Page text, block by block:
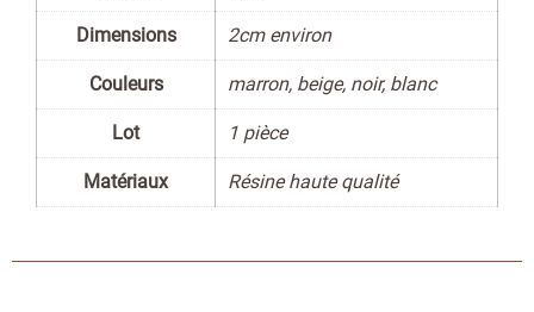
Dimensions 2cm environ
Couleurs marron, beige, noir, blanc
Lot 1 pièce
Matériaux Résine haute qualité